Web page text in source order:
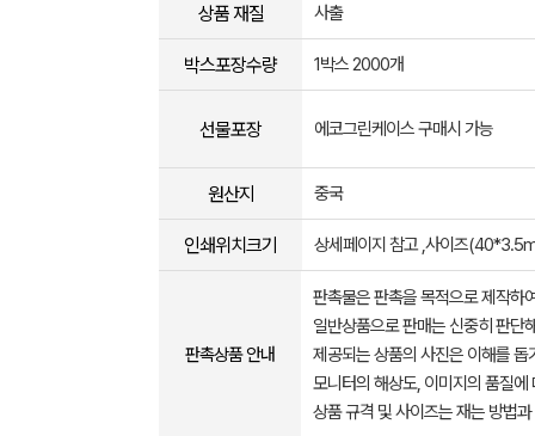
상품 재질 사출
박스포장수량 1박스 2000개
선물포장 에코그린케이스 구매시 가능
원산지 중국
인쇄위치크기 상세페이지 참고 ,사이즈
판촉상품 안내
판촉물은 판촉을 목적으로 제작하
일반상품으로 판매는 신중히 판단
제공되는 상품의 사진은 이해를
모니터의 해상도, 이미지의 품질
상품 규격 및 사이즈는 재는 방법